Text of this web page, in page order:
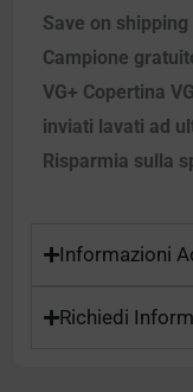
Save on
Campione
VG+ Copertina
inviati lavati ad
Risparmia sulla
Informazioni
Richiedi